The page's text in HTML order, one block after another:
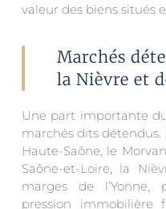
valeur des biens situés
Marchés
la Nièvre et
Une part importante
marchés dits détendus.
Haute-Saône, le
Saône-et-Loire, la
marges de l’Yonne,
pression immobilière